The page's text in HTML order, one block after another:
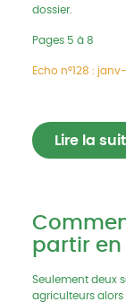
dossier.
Pages 5 à 8
Echo n°128 :
Lire la
partir en
Seulement deux
agriculteurs alors